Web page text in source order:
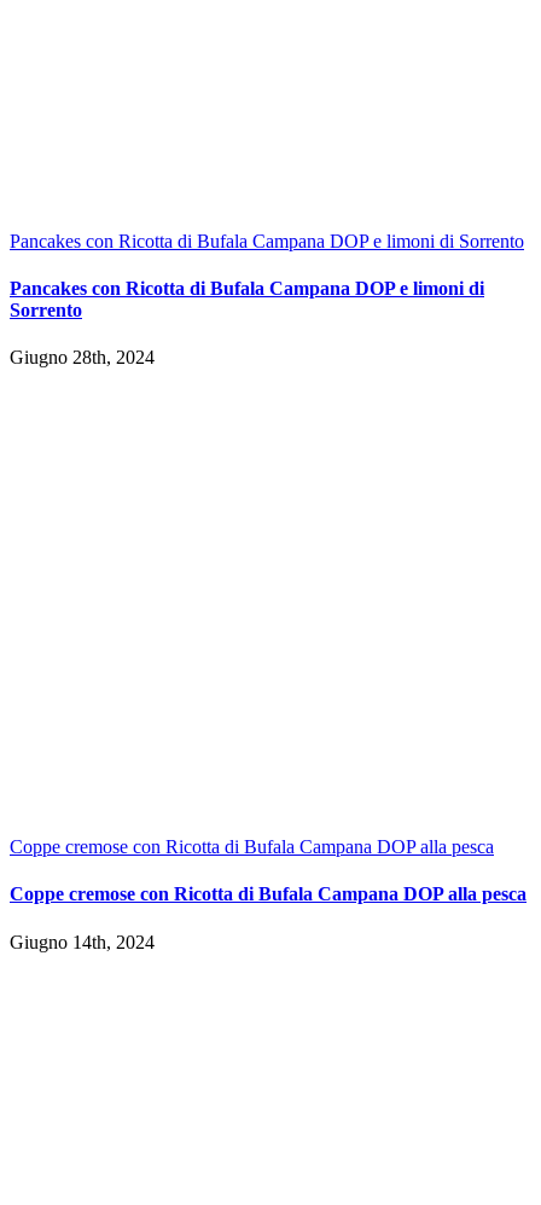
Pancakes con Ricotta di Bufala Campana DOP e limoni di Sorrento
Pancakes con Ricotta di Bufala Campana DOP e limoni di
Sorrento
Giugno 28th, 2024
Coppe cremose con Ricotta di Bufala Campana DOP alla pesca
Coppe cremose con Ricotta di Bufala Campana DOP alla pesca
Giugno 14th, 2024